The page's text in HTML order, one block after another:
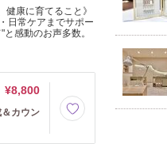
康に育てること》
日常ケアまでサポー
感動のお声多数。
¥8,800
カウン